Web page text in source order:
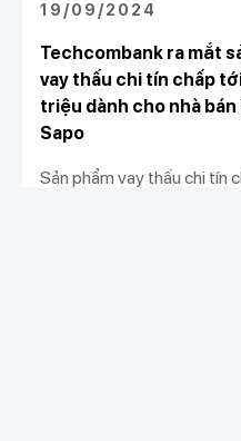
19/09/2024
Techcombank ra mắt
vay thấu chi tín chấp
triệu dành cho nhà bán
Sapo
Sản phẩm vay thấu chi tín